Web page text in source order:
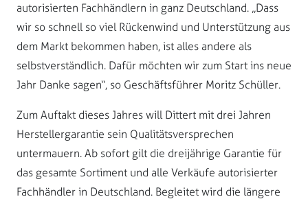
autorisierten Fachhändlern in ganz Deutschland. „Dass
wir so schnell so viel Rückenwind und Unterstützung aus
dem Markt bekommen haben, ist alles andere als
selbstverständlich. Dafür möchten wir zum Start ins neue
Jahr Danke sagen“, so Geschäftsführer Moritz Schüller.
Zum Auftakt dieses Jahres will Dittert mit drei Jahren
Herstellergarantie sein Qualitätsversprechen
untermauern. Ab sofort gilt die dreijährige Garantie für
das gesamte Sortiment und alle Verkäufe autorisierter
Fachhändler in Deutschland. Begleitet wird die längere